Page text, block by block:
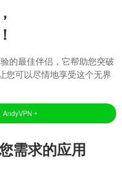
的最佳伴侣，它帮助您突破
您可以尽情地享受这个无界
AndyVPN
需求的应用